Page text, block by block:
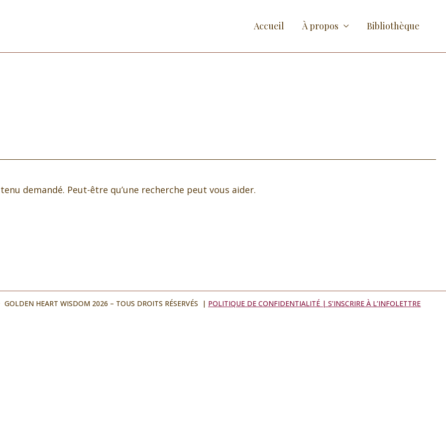
Accueil À propos Bibliothèque
demandé. Peut-être qu’une recherche peut vous aider.
HEART WISDOM 2026 – TOUS DROITS RÉSERVÉS | POLITIQUE DE CONFIDENTIALITÉ |S’INSCRIRE À L’INFOLETTRE